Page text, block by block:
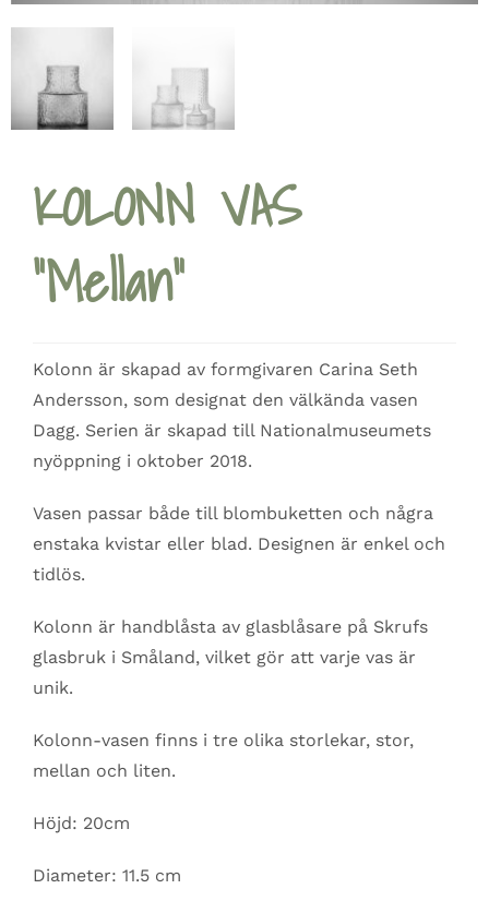
KOLONN VAS
”Mellan”
Kolonn är skapad av formgivaren Carina Seth
Andersson, som designat den välkända vasen
Dagg. Serien är skapad till Nationalmuseumets
nyöppning i oktober 2018.
Vasen passar både till blombuketten och några
enstaka kvistar eller blad. Designen är enkel och
tidlös.
Kolonn är handblåsta av glasblåsare på Skrufs
glasbruk i Småland, vilket gör att varje vas är
unik.
Kolonn-vasen finns i tre olika storlekar, stor,
mellan och liten.
Höjd: 20cm
Diameter: 11.5 cm